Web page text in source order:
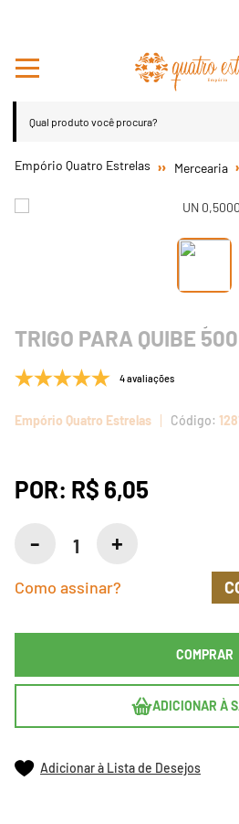
Mercearia
TRIGO PARA QUIBE
4 avaliações
Empório Quatro Estrelas
POR: R$ 6,05
COMPRAR
ADICIONAR À
Como assinar?
Adicionar à Lista de Desejos